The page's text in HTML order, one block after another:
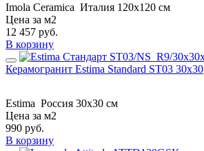
Imola Ceramica Италия 120x120 см
Цена за м2
12 457 руб.
В корзину
Керамогранит Estima Standard ST03 30x30
Estima Россия 30x30 см
Цена за м2
990 руб.
В корзину